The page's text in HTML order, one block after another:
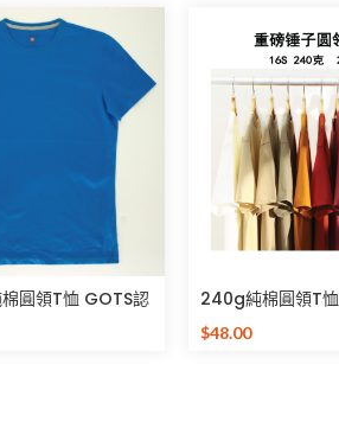
圓領T恤 GOTS認
240g純棉圓領T恤
$48.00